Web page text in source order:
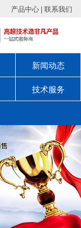
产品中心 | 联系我们
新闻动态
技术服务